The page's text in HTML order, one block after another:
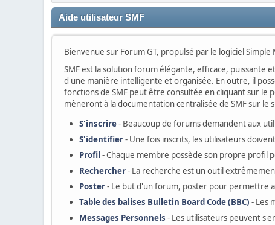
Aide utilisateur SMF
Bienvenue sur Forum GT, propulsé par le logiciel Simple
SMF est la solution forum élégante, efficace, puissante
d'une manière intelligente et organisée. En outre, il
fonctions de SMF peut être consultée en cliquant sur le
mèneront à la documentation centralisée de SMF sur le
S'inscrire- Beaucoup de forums demandent aux
S'identifier- Une fois inscrits, les utilisateurs
Profil - Chaque membre possède son propre profil
Rechercher- La recherche est un outil
Poster- Le but d'un forum, poster pour permettre
Table des balises Bulletin Board Code (BBC) - Les
Messages Personnels - Les utilisateurs peuvent